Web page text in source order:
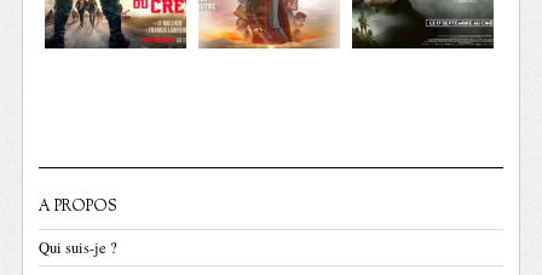
A PROPOS
Qui suis-je ?